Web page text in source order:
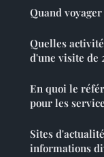
Quand
Quelles
d'une visite de
En quoi le
pour les
Sites
informations